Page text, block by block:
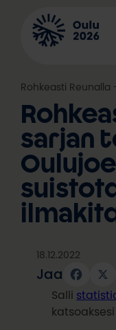
sisältöön
Rohkeasti Reunalla
sarjan
18.12.2022
Jaa X
Salli